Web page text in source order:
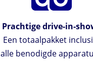
Prachtige drive-in-
Een totaalpakket
alle benodigde